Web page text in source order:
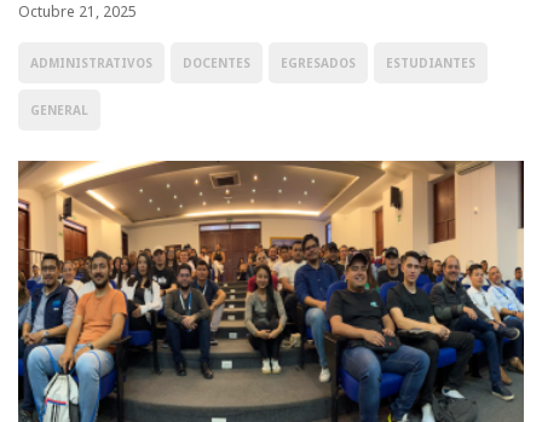
Octubre 21, 2025
ADMINISTRATIVOS DOCENTES EGRESADOS ESTUDIANTES
GENERAL